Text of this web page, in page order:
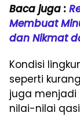
Baca juga :
Membuat
dan Nikmat
Kondisi
seperti
juga
nilai-nilai